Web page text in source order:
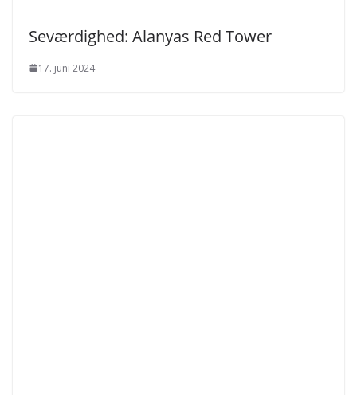
Seværdighed: Alanyas Red Tower
17. juni 2024